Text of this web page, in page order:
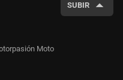
SUBIR
Moto